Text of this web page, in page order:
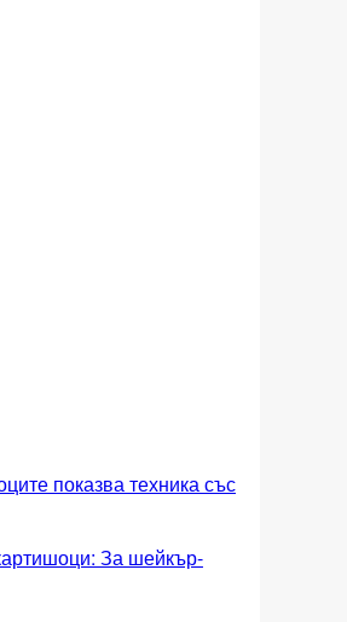
показва техника със
За шейкър-